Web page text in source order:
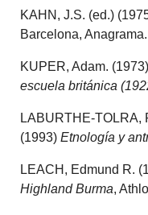
KAHN, J.S. (ed.)
Barcelona, Anagrama.
KUPER, Adam.
escuela británica
LABURTHE-TOLRA,
(1993)Etnología y
LEACH, Edmund R.
Highland Burma,